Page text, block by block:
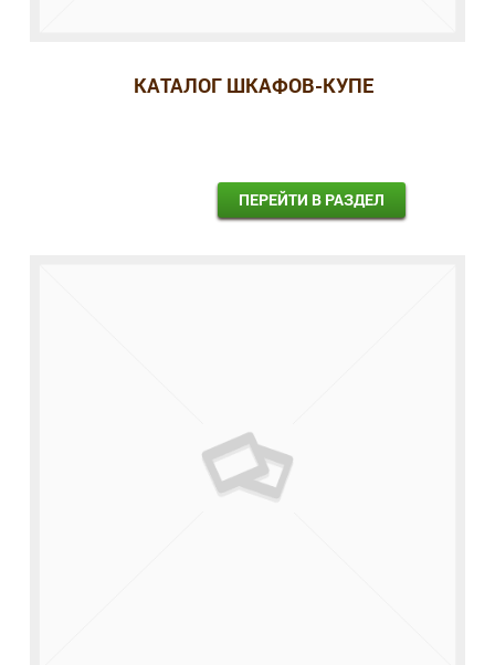
КАТАЛОГ ШКАФОВ-КУПЕ
ПЕРЕЙТИ В РАЗДЕЛ